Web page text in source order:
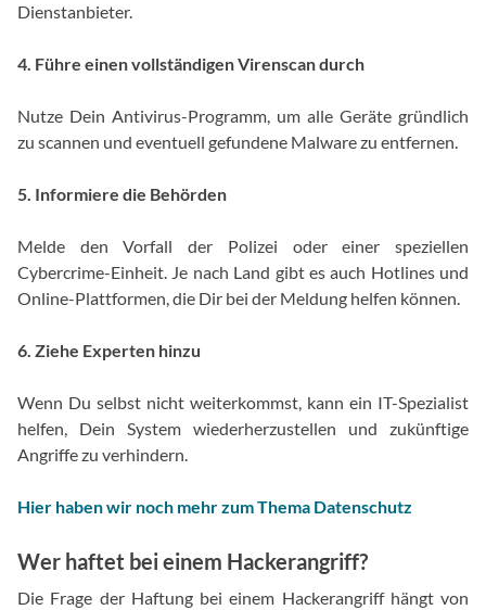
Dienstanbieter.
4. Führe einen vollständigen Virenscan durch
Nutze Dein Antivirus-Programm, um alle Geräte gründlich
zu scannen und eventuell gefundene Malware zu entfernen.
5. Informiere die Behörden
Melde den Vorfall der Polizei oder einer speziellen
Cybercrime-Einheit. Je nach Land gibt es auch Hotlines und
Online-Plattformen, die Dir bei der Meldung helfen können.
6. Ziehe Experten hinzu
Wenn Du selbst nicht weiterkommst, kann ein IT-Spezialist
helfen, Dein System wiederherzustellen und zukünftige
Angriffe zu verhindern.
Hier haben wir noch mehr zum Thema Datenschutz
Wer haftet bei einem Hackerangriff?
Die Frage der Haftung bei einem Hackerangriff hängt von